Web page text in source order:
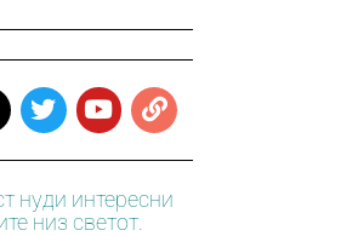
нуди интересни
низ светот.